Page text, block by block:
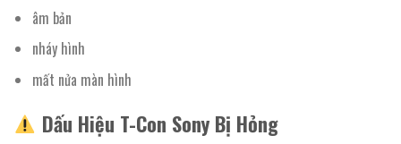
âm bản
nháy hình
mất nửa màn hình
Dấu Hiệu T-Con Sony Bị Hỏng